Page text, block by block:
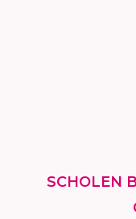
SCHOLEN